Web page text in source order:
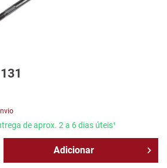
de aprox. 2 a 6 dias úteis¹
Adicionar